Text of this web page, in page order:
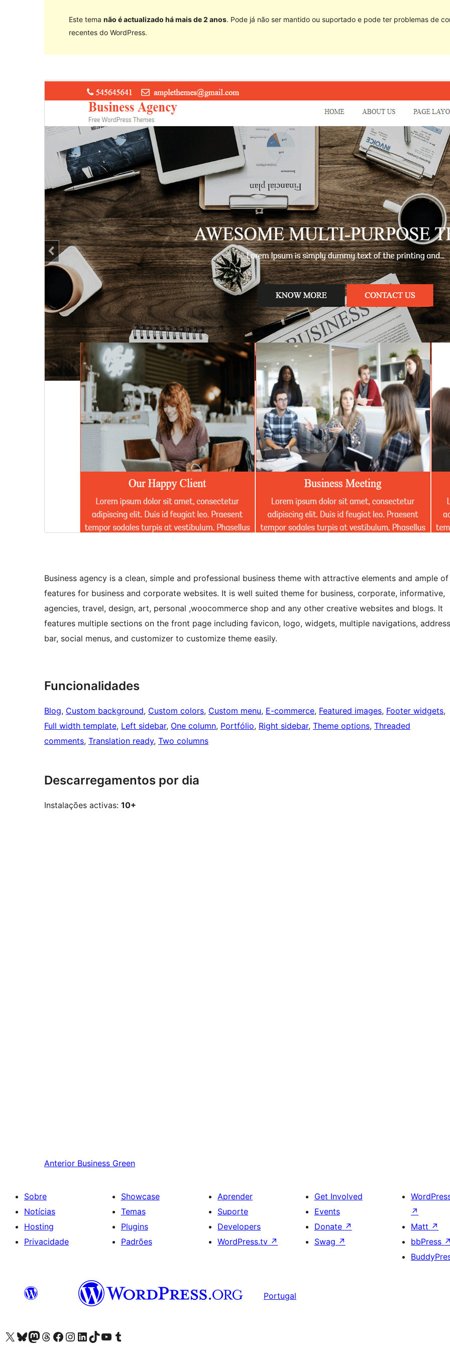
Este tema não é actualizado há mais de 2 anos. Pode já não ser mantido ou suportado e pode ter problemas de
recentes do WordPress.
Business agency is a clean, simple and professional business theme with attractive elements and ample of
features for business and corporate websites. It is well suited theme for business, corporate, informative,
agencies, travel, design, art, personal ,woocommerce shop and any other creative websites and blogs. It
features multiple sections on the front page including favicon, logo, widgets, multiple navigations, address
bar, social menus, and customizer to customize theme easily.
Funcionalidades
Blog, Custom background, Custom colors, Custom menu, E-commerce, Featured images, Footer widgets
Full width template, Left sidebar, One column, Portfólio, Right sidebar, Theme options, Threaded
comments, Translation ready, Two columns
Descarregamentos por dia
Instalações activas: 10+
Anterior Business Green
Sobre
Notícias
Hosting
Privacidade
Showcase
Temas
Plugins
Padrões
Aprender
Suporte
Developers
WordPress.tv ↗
Get Involved
Events
Donate ↗
Swag ↗
↗
Matt ↗
bbPress ↗
Portugal
Visite a nossa conta X (antigo Twitter)
Visit our Bluesky account
Visit our Mastodon account
Visit our Threads account
Visite a nossa página do Facebook
Visite a nossa conta no Instagram
Visite a nossa conta no LinkedIn
Visit our TikTok account
Visit our YouTube channel
Visit our Tumblr account